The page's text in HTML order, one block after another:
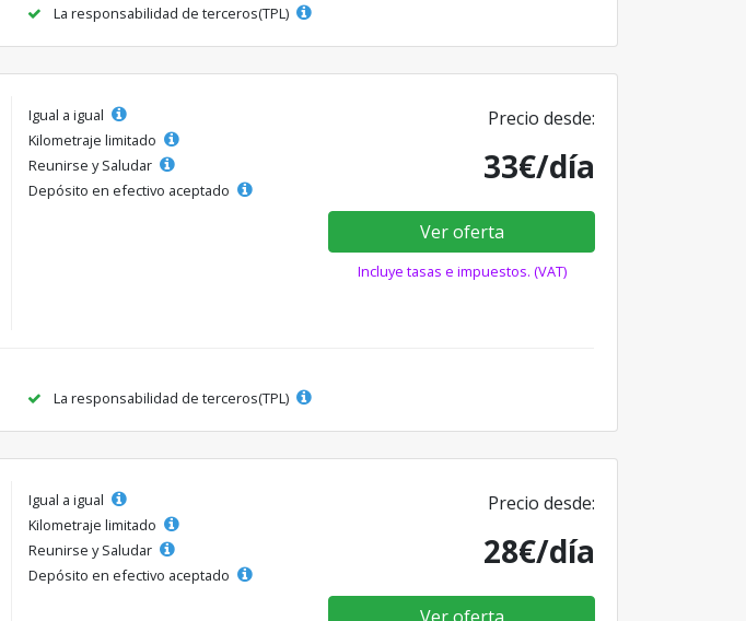
La responsabilidad de terceros(TPL)
Igual a igual
Kilometraje limitado
Reunirse y Saludar
Depósito en efectivo aceptado
Precio desde:
33€/día
Ver oferta
Incluye tasas e impuestos. (VAT)
La responsabilidad de terceros(TPL)
Igual a igual
Kilometraje limitado
Reunirse y Saludar
Depósito en efectivo aceptado
Precio desde:
28€/día